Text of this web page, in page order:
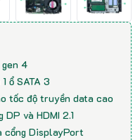
4
ổ SATA 3
tốc độ truyền data cao
và HDMI 2.1
cổng DisplayPort